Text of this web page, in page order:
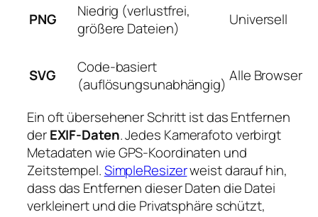
PNG
Niedrig (verlustfrei,
größere Dateien)
Universell
SVG
Code-basiert
(auflösungsunabhängig) Alle Browser
Ein oft übersehener Schritt ist das Entfernen
derEXIF-Daten. Jedes Kamerafoto verbirgt
Metadaten wie GPS-Koordinaten und
Zeitstempel.SimpleResizerweist darauf hin,
dass das Entfernen dieser Daten die Datei
verkleinert und die Privatsphäre schützt,